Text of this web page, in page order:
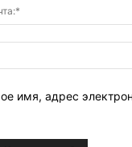
имя, адрес